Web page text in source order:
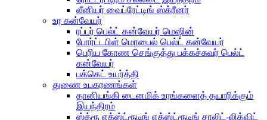
லீனியர் வைப்ரேட்டிங் ஸ்க்ரீனர்
உர கன்வேயர்
ரப்பர் பெல்ட் கன்வேயர் மெஷின்
போர்ட்டபிள் மொபைல் பெல்ட் கன்வேயர்
பெரிய கோண செங்குத்து பக்கச்சுவர் பெல்ட்
கன்வேயர்
பக்கெட் உயர்த்தி
துணை உபகரணங்கள்
தானியங்கி டைனமிக் உரங்களைத் தயாரிக்கும்
இயந்திரம்
ஸ்க்ரூ எக்ஸ்ட்ரூடிங் எக்ஸ்ட்ரூடிங் சாலிட்-லிக்விட்